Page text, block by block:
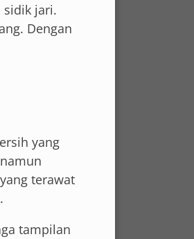
sidik jari.
Dengan
yang
terawat
tampilan